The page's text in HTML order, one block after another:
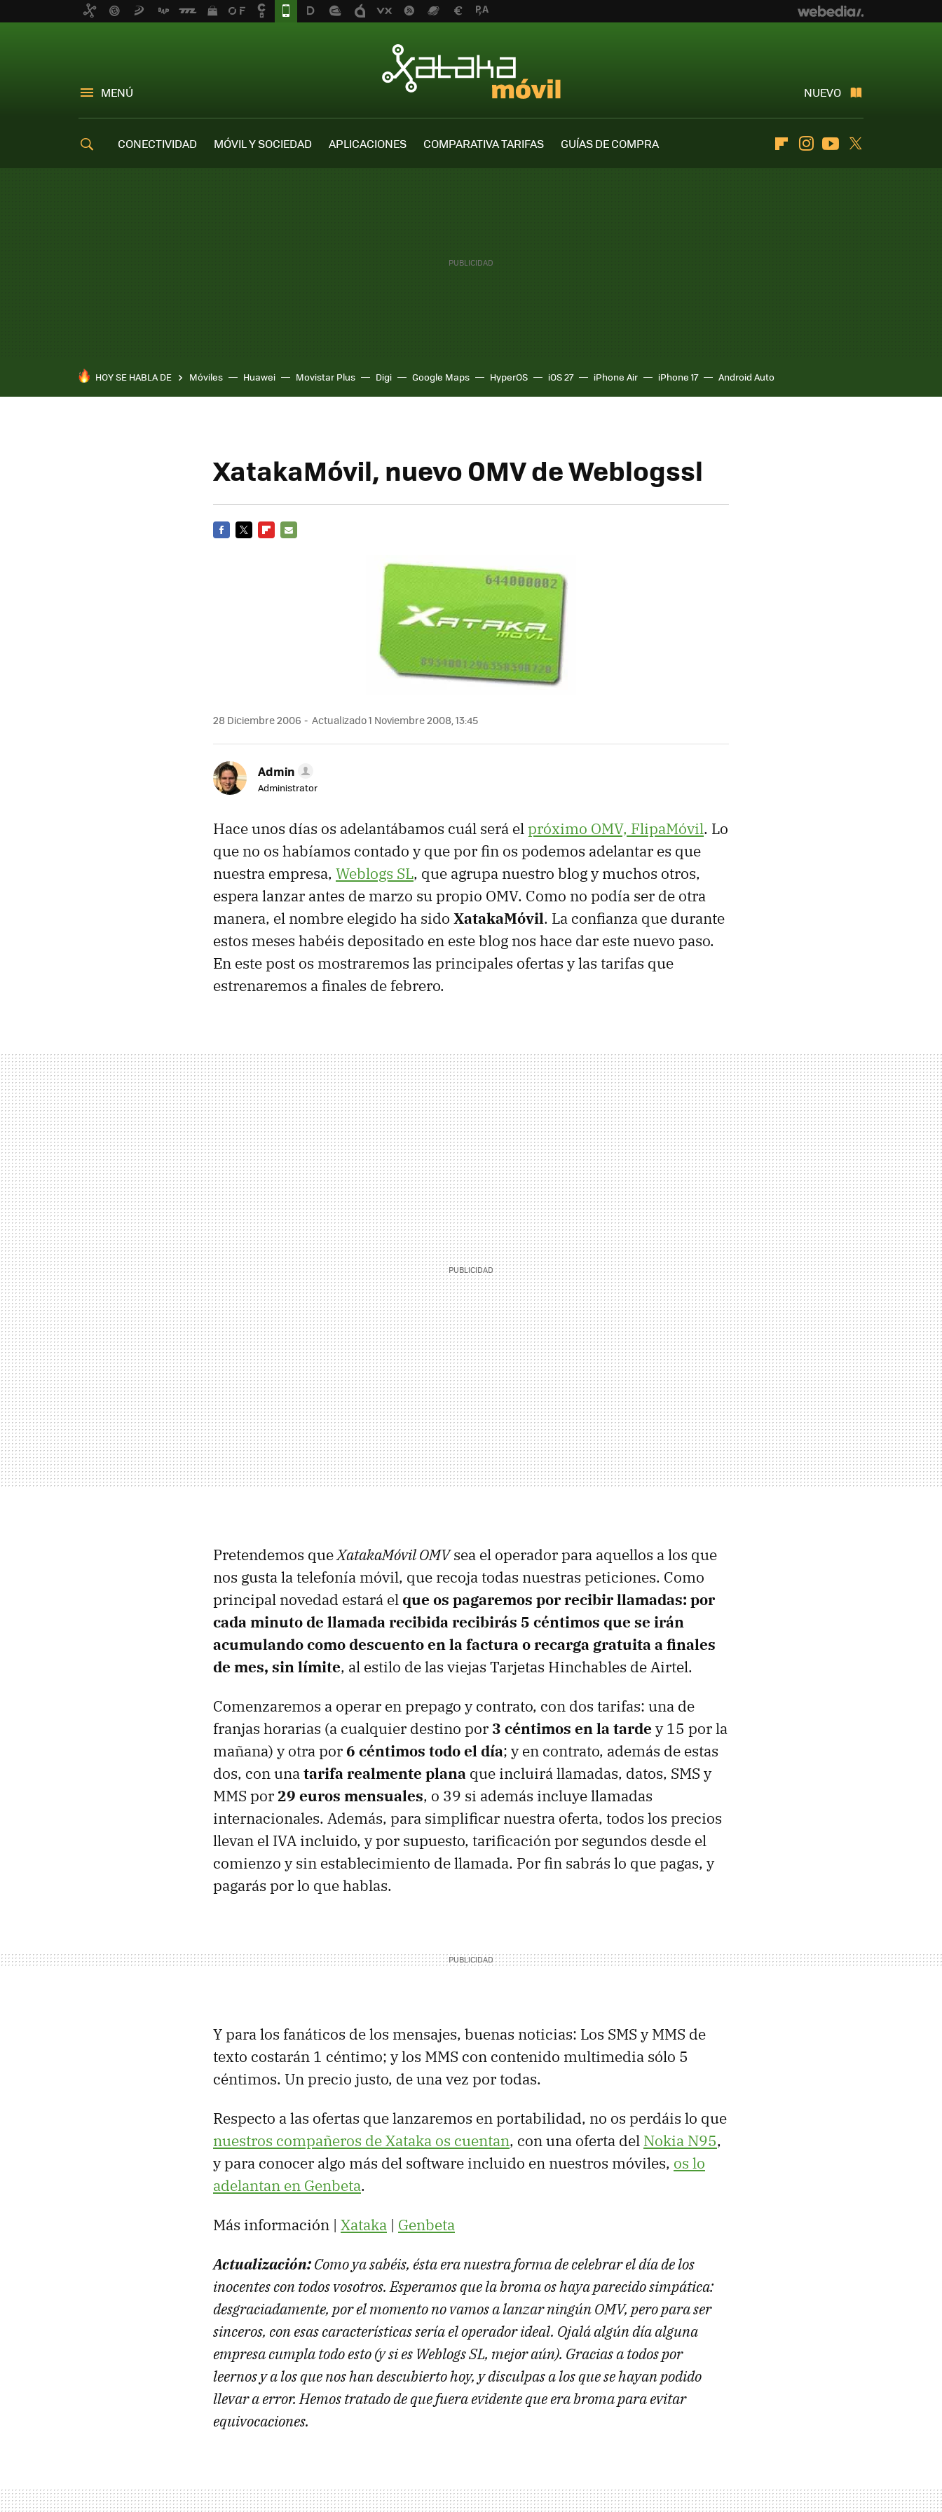
MENÚ NUEVO
CONECTIVIDAD MÓVIL Y SOCIEDAD APLICACIONES COMPARATIVA TARIFAS
GUÍAS DE COMPRA
FlipboardInstagramYoutube
HOY SE HABLA DE Móviles Huawei Movistar Plus Digi Google Maps HyperOS iOS 27 iPhone Air iPhone 17 Android Auto
XatakaMóvil, nuevo OMV de Weblogssl
28 Diciembre 2006 Actualizado 1 Noviembre 2008, 13:45
Admin
Administrator
Hace unos días os adelantábamos cuál será elpróximo OMV, FlipaMóvil. Lo
que no os habíamos contado y que por fin os podemos adelantar es que
nuestra empresa, Weblogs SL, que agrupa nuestro blog y muchos otros,
espera lanzar antes de marzo su propio OMV. Como no podía ser de otra
manera, el nombre elegido ha sido XatakaMóvil. La confianza que durante
estos meses habéis depositado en este blog nos hace dar este nuevo paso.
En este post os mostraremos las principales ofertas y las tarifas que
estrenaremos a finales de febrero.
Pretendemos queXatakaMóvil OMVsea el operador para aquellos a los que
nos gusta la telefonía móvil, que recoja todas nuestras peticiones. Como
principal novedad estará elque os pagaremos por recibir llamadas: por
cada minuto de llamada recibida recibirás 5 céntimos que se irán
acumulando como descuento en la factura o recarga gratuita a finales
de mes, sin límite, al estilo de las viejas Tarjetas Hinchables de Airtel.
Comenzaremos a operar en prepago y contrato, con dos tarifas: una de
franjas horarias (a cualquier destino por 3 céntimos en la tarde y 15 por la
mañana) y otra por6 céntimos todo el día; y en contrato, además de estas
dos, con unatarifa realmente plana que incluirá llamadas, datos, SMS y
MMS por29 euros mensuales, o 39 si además incluye llamadas
internacionales. Además, para simplificar nuestra oferta, todos los precios
llevan el IVA incluido, y por supuesto, tarificación por segundos desde el
comienzo y sin establecimiento de llamada. Por fin sabrás lo que pagas, y
pagarás por lo que hablas.
Y para los fanáticos de los mensajes, buenas noticias: Los SMS y MMS de
texto costarán 1 céntimo; y los MMS con contenido multimedia sólo 5
céntimos. Un precio justo, de una vez por todas.
Respecto a las ofertas que lanzaremos en portabilidad, no os perdáis lo que
nuestros compañeros de Xataka os cuentan, con una oferta del Nokia N95,
y para conocer algo más del software incluido en nuestros móviles, os lo
adelantan en Genbeta.
Más información | Xataka | Genbeta
Actualización:Como ya sabéis, ésta era nuestra forma de celebrar el día de los
inocentes con todos vosotros. Esperamos que la broma os haya parecido simpática:
desgraciadamente, por el momento no vamos a lanzar ningún OMV, pero para ser
sinceros, con esas características sería el operador ideal. Ojalá algún día alguna
empresa cumpla todo esto (y si es Weblogs SL, mejor aún). Gracias a todos por
leernos y a los que nos han descubierto hoy, y disculpas a los que se hayan podido
llevar a error. Hemos tratado de que fuera evidente que era broma para evitar
equivocaciones.